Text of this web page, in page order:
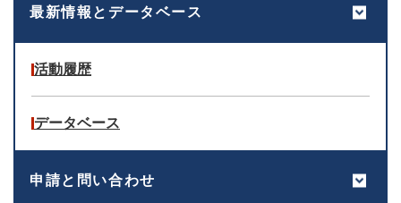
最新情報とデータベース
活動履歴
データベース
申請と問い合わせ